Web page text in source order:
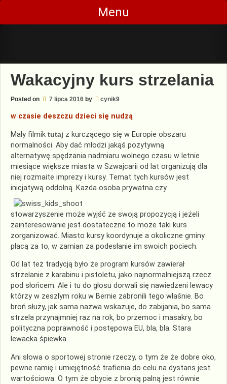
Skip
content
Menu
Wakacyjny kurs strzelania
Posted on 7 lipca 2016 by cynik9
w czasie deszczu dzieci się nudzą
Mały filmik tutaj z kurczącego się w Europie obszaru
normalności. Aby dać młodzi jakąś pozytywną
alternatywę spędzania nadmiaru wolnego czasu w letnie
miesiące większe miasta w Szwajcarii od lat organizują dla
niej rozmaite imprezy i kursy. Temat tych kursów jest
inicjatywą oddolną. Każda osoba prywatna czy
stowarzyszenie może wyjść ze swoją propozycją i jeżeli
zainteresowanie jest dostateczne to może taki kurs
zorganizować. Miasto kursy koordynuje a okoliczne gminy
płacą za to, w zamian za podesłanie im swoich pociech.
Od lat też tradycją było że program kursów zawierał
strzelanie z karabinu i pistoletu, jako najnormalniejszą rzecz
pod słońcem. Ale i tu do głosu dorwali się nawiedzeni lewacy
którzy w zeszłym roku w Bernie zabronili tego właśnie. Bo
broń służy, jak sama nazwa wskazuje, do zabijania, bo sama
strzela przynajmniej raz na rok, bo przemoc i masakry, bo
polityczna poprawność i postępowa EU, bla, bla. Stara
lewacka śpiewka.
Ani słowa o sportowej stronie rzeczy, o tym że że dobre oko,
pewne ramię i umiejętność trafienia do celu na dystans jest
wartościowa. O tym że obycie z bronią palną jest równie